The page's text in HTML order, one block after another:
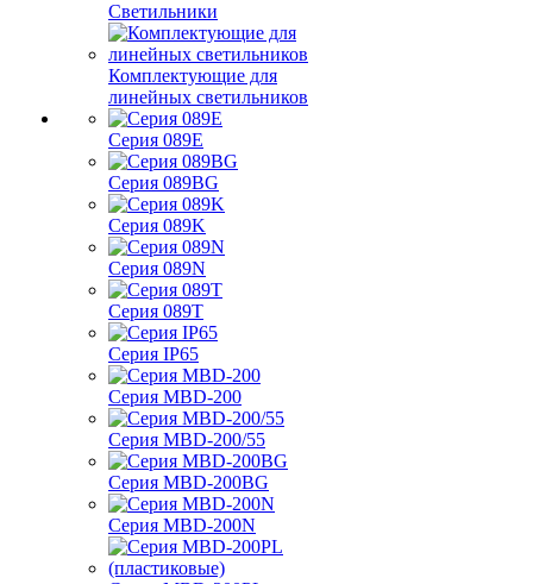
Светильники
Комплектующие для
линейных светильников
Серия 089E
Серия 089BG
Серия 089K
Серия 089N
Серия 089T
Серия IP65
Серия MBD-200
Серия MBD-200/55
Серия MBD-200BG
Серия MBD-200N